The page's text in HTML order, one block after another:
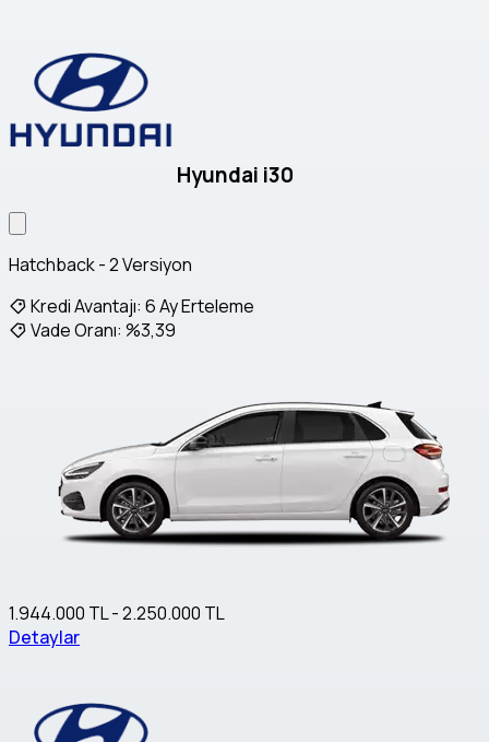
Hyundai i30
Hatchback - 2 Versiyon
Kredi Avantajı: 6 Ay Erteleme
Vade Oranı: %3,39
1.944.000 TL - 2.250.000 TL
Detaylar